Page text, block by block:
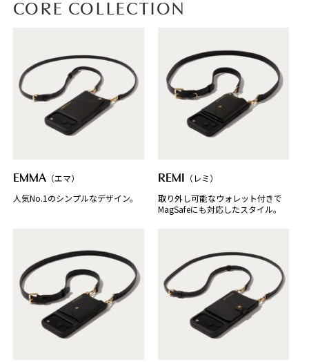
CORE COLLECTION
EMMA（エマ）
人気No.1のシンプルなデザイン。
REMI （レミ）
取り外し可能なウォレット付きで
MagSafeにも対応したスタイル。